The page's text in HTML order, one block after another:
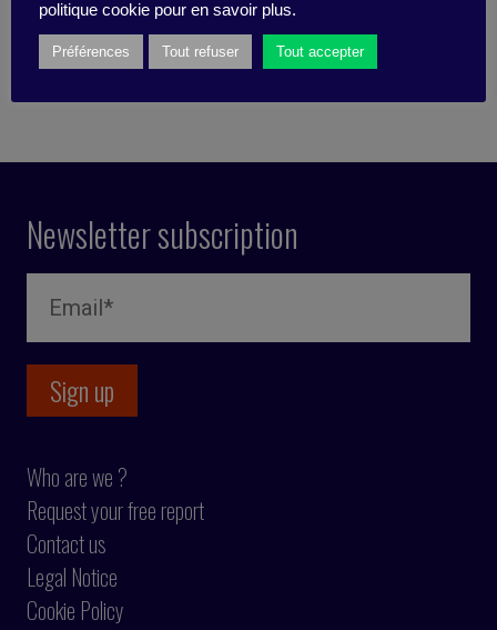
Newsletter subscription
Who are we ?
Request your free report
Contact us
Legal Notice
Cookie Policy
politique cookie pour en savoir plus.
Préférences Tout refuser Tout accepter